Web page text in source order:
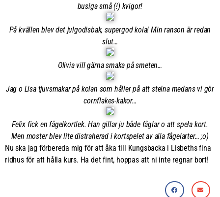
busiga små (!) kvigor!
På kvällen blev det julgodisbak, supergod kola! Min ranson är redan
slut…
Olivia vill gärna smaka på smeten…
Jag o Lisa tjuvsmakar på kolan som håller på att stelna medans vi gör
cornflakes-kakor…
Felix fick en fågelkortlek. Han gillar ju både fåglar o att spela kort.
Men moster blev lite distraherad i kortspelet av alla fågelarter… ;o)
Nu ska jag förbereda mig för att åka till Kungsbacka i Lisbeths fina
ridhus för att hålla kurs. Ha det fint, hoppas att ni inte regnar bort!